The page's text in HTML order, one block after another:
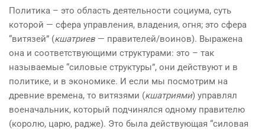
Политика – это область деятельности социума, суть
которой — сфера управления, владения, огня; это сфера
“витязей” (кшатриев — правителей/воинов). Выражена
она и соответствующими структурами: это – так
называемые “силовые структуры”, они действуют и в
политике, и в экономике. И если мы посмотрим на
древние времена, то витязями (кшатриями) управлял
военачальник, который подчинялся одному правителю
(королю, царю, радже). Это была действующая “силовая